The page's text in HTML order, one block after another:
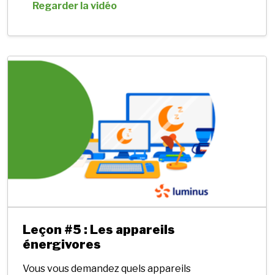
Regarder la vidéo
Leçon #5 : Les appareils
énergivores
Vous vous demandez quels appareils